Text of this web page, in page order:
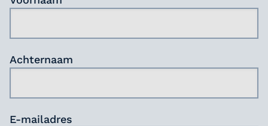
groei, werken in hechte teams en benutten de
Ben jij klaar om deel uit te maken van een
betere toekomst voor onze bewoners?
Achternaam
E-mailadres